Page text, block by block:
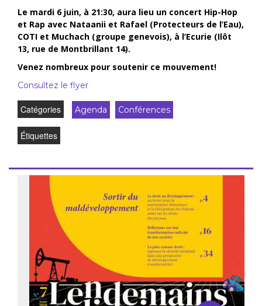
Le mardi 6 juin, à 21:30, aura lieu un concert Hip-Hop
et Rap avec Nataanii et Rafael (Protecteurs de l’Eau),
COTI et Muchach (groupe genevois), à l’Ecurie (Ilôt
13, rue de Montbrillant 14).
Venez nombreux pour soutenir ce mouvement!
Consultez le flyer
Catégories Agenda Conférences
Étiquettes